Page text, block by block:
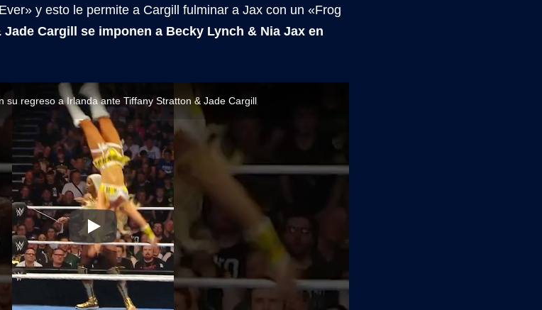
y esto le permite a Cargill fulminar a Jax con un «Frog
Jade Cargill se imponen a Becky Lynch & Nia Jax en
su regreso a Irlanda ante Tiffany Stratton & Jade Cargill